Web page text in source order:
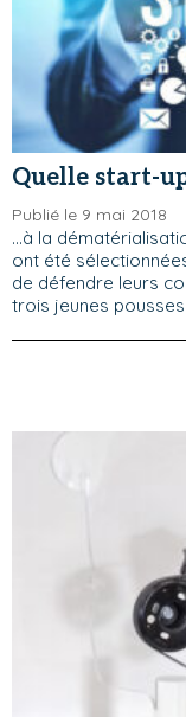
Quelle start-
Publié le 9 mai 2018
...à la
ont été
de défendre leurs
trois jeunes pousses